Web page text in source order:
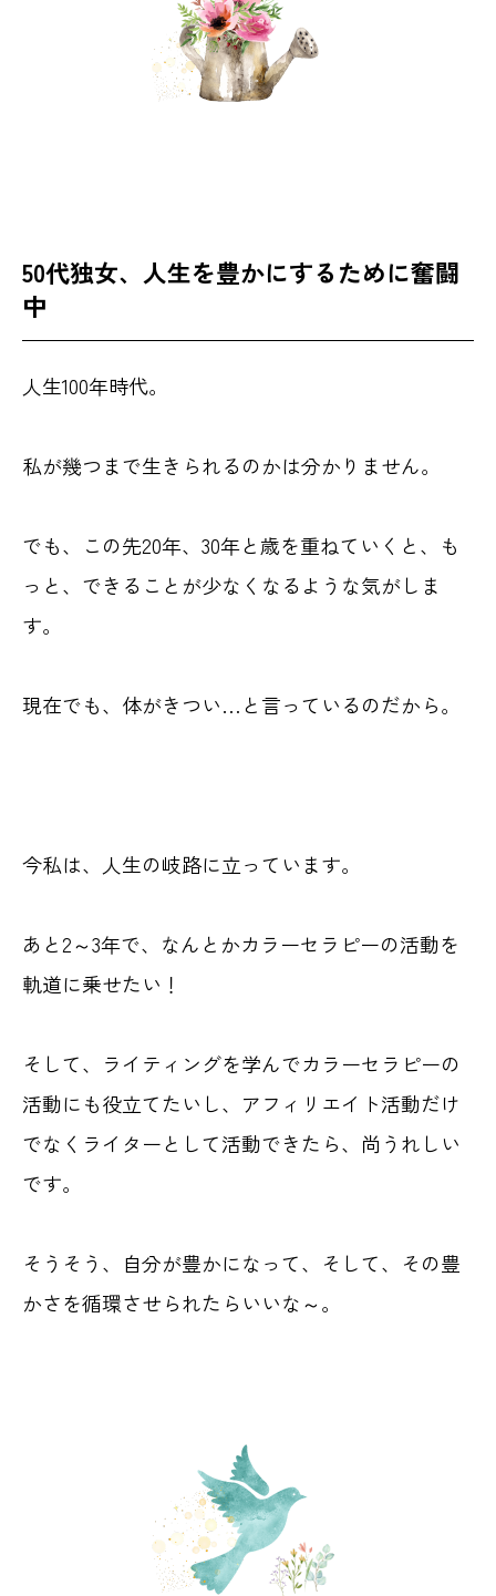
50代独女、人生を豊かにするために奮闘
中
人生100年時代。
私が幾つまで生きられるのかは分かりません。
でも、この先20年、30年と歳を重ねていくと、も
っと、できることが少なくなるような気がしま
す。
現在でも、体がきつい…と言っているのだから。
今私は、人生の岐路に立っています。
あと2～3年で、なんとかカラーセラピーの活動を
軌道に乗せたい！
そして、ライティングを学んでカラーセラピーの
活動にも役立てたいし、アフィリエイト活動だけ
でなくライターとして活動できたら、尚うれしい
です。
そうそう、自分が豊かになって、そして、その豊
かさを循環させられたらいいな～。
アフィリエイト活動のおかげで、今がある
カラーセラピーも好きだけど、ブログを書くのも好き